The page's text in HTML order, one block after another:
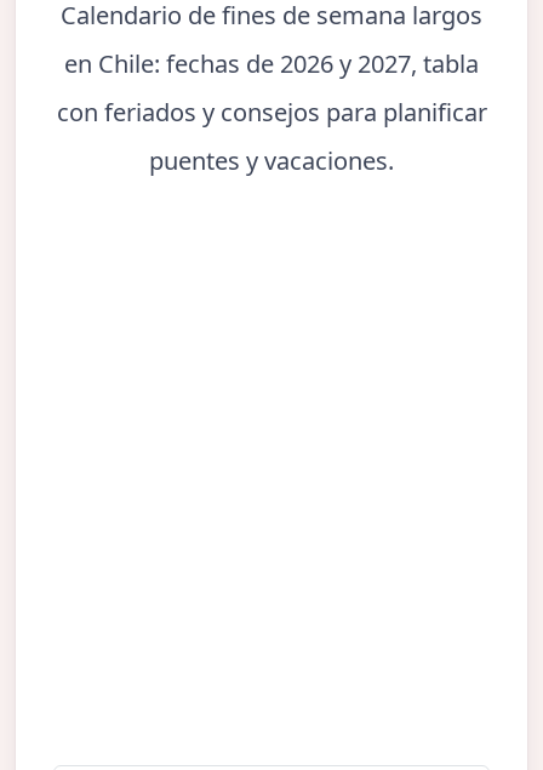
Calendario de fines de semana largos
en Chile: fechas de 2026 y 2027, tabla
con feriados y consejos para planificar
puentes y vacaciones.